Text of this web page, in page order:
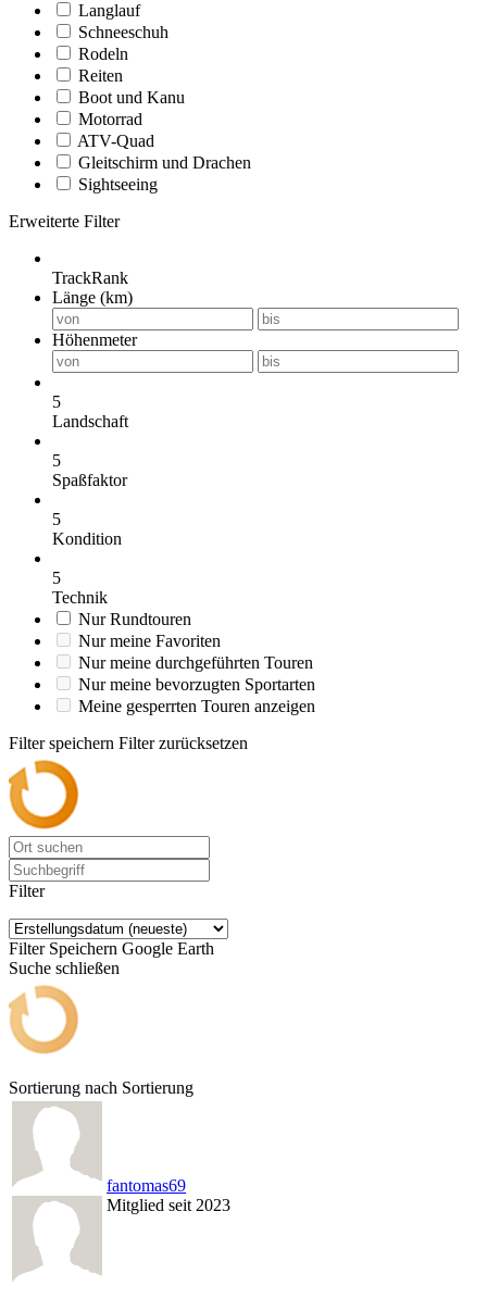
Langlauf
Schneeschuh
Rodeln
Reiten
Boot und Kanu
Motorrad
ATV-Quad
Gleitschirm und Drachen
Sightseeing
Erweiterte Filter
TrackRank
Länge (km)
Höhenmeter
5
Landschaft
5
Spaßfaktor
5
Kondition
5
Technik
Nur Rundtouren
Nur meine Favoriten
Nur meine durchgeführten Touren
Nur meine bevorzugten Sportarten
Meine gesperrten Touren anzeigen
Filter speichern Filter zurücksetzen
Filter
Filter Speichern Google Earth
Suche schließen
Sortierung nach Sortierung
fantomas69
Mitglied seit 2023